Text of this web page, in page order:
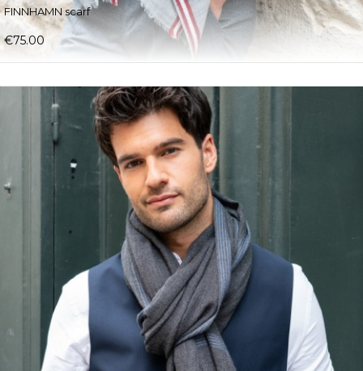
FINNHAMN scarf
€75.00